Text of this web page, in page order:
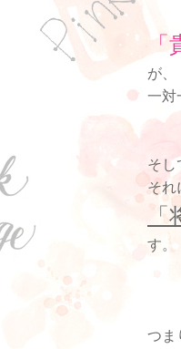
が、
一対
そし
それ
「
す。
つま